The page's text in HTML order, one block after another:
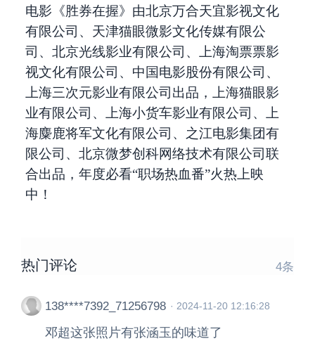
电影《胜券在握》由北京万合天宜影视文化
有限公司、天津猫眼微影文化传媒有限公
司、北京光线影业有限公司、上海淘票票影
视文化有限公司、中国电影股份有限公司、
上海三次元影业有限公司出品，上海猫眼影
业有限公司、上海小货车影业有限公司、上
海麋鹿将军文化有限公司、之江电影集团有
限公司、北京微梦创科网络技术有限公司联
合出品，年度必看“职场热血番”火热上映
中！
热门评论 4条
138****7392_71256798 · 2024-11-20 12:16:28
邓超这张照片有张涵玉的味道了